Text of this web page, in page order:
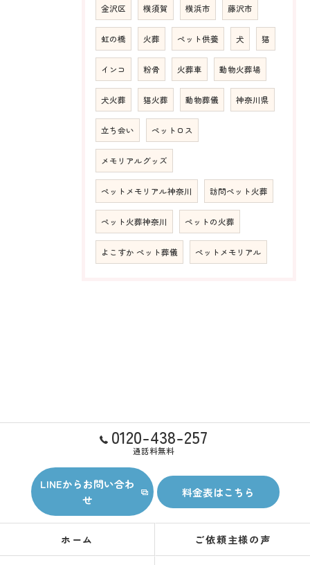
金沢区 横須賀 横浜市 藤沢市
虹の橋 火葬 ペット供養 犬 猫
インコ 粉骨 火葬車 動物火葬場
犬火葬 猫火葬 動物葬儀 神奈川県
立ち会い ペットロス
メモリアルグッズ
ペットメモリアル神奈川 訪問ペット火葬
ペット火葬神奈川 ペットの火葬
よこすか ペット葬儀 ペットメモリアル
0120-438-257
通話料無料
LINEからお問い合わ
せ
料金表はこちら
ホーム ご依頼主様の声